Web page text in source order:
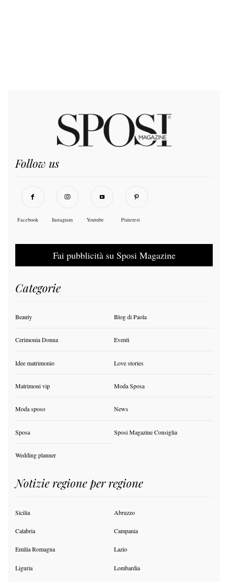
Follow us
Facebook Instagram Youtube Pinterest
Fai pubblicità su Sposi Magazine
Categorie
Beauty Blog di Paola
Cerimonia Donna Eventi
Idee matrimonio Love stories
Matrimoni vip Moda Sposa
Moda sposo News
Sposa Sposi Magazine Consiglia
Wedding planner
Notizie regione per regione
Sicilia Abruzzo
Calabria Campania
Emilia Romagna Lazio
Liguria Lombardia